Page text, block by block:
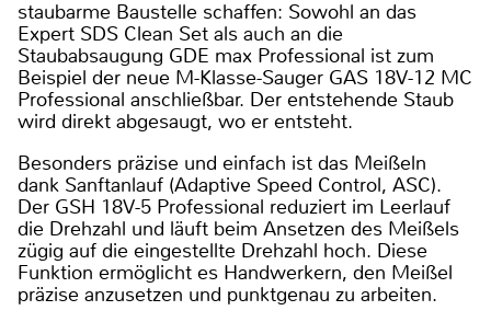
staubarme Baustelle schaffen: Sowohl an das
Expert SDS Clean Set als auch an die
Staubabsaugung GDE max Professional ist zum
Beispiel der neue M-Klasse-Sauger GAS 18V-12 MC
Professional anschließbar. Der entstehende Staub
wird direkt abgesaugt, wo er entsteht.
Besonders präzise und einfach ist das Meißeln
dank Sanftanlauf (Adaptive Speed Control, ASC).
Der GSH 18V-5 Professional reduziert im Leerlauf
die Drehzahl und läuft beim Ansetzen des Meißels
zügig auf die eingestellte Drehzahl hoch. Diese
Funktion ermöglicht es Handwerkern, den Meißel
präzise anzusetzen und punktgenau zu arbeiten.